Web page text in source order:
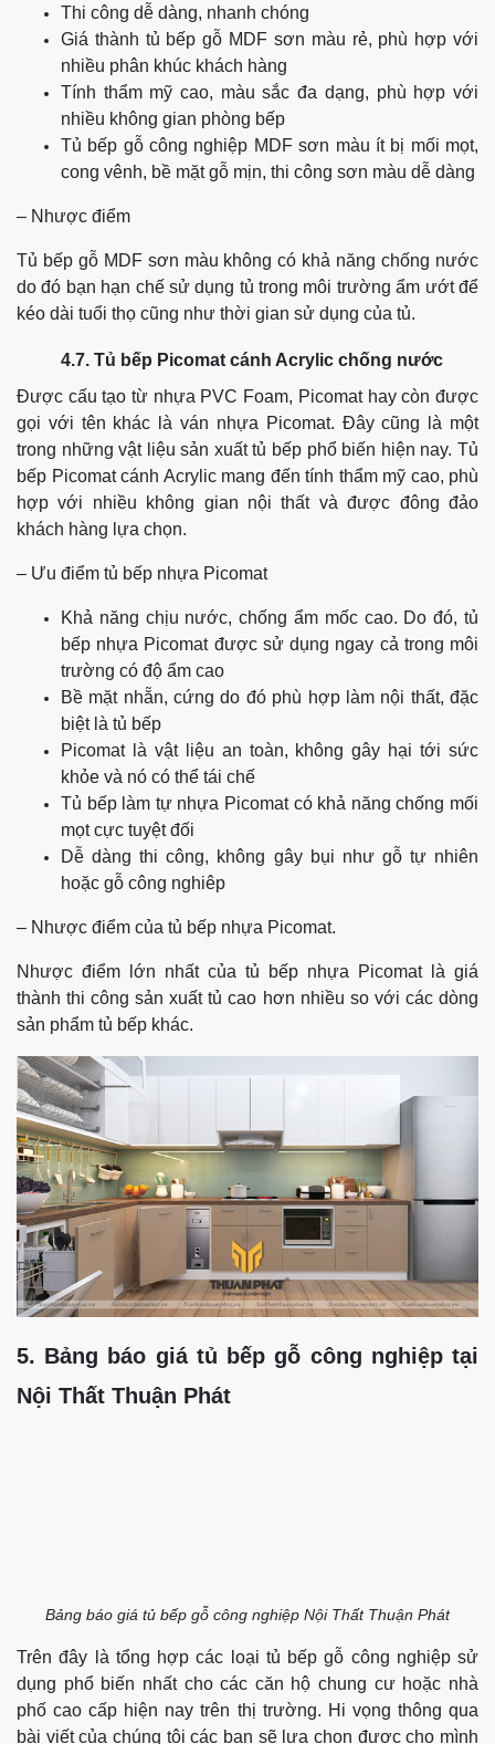
Thi công dễ dàng, nhanh chóng
Giá thành tủ bếp gỗ MDF sơn màu rẻ, phù hợp với
nhiều phân khúc khách hàng
Tính thẩm mỹ cao, màu sắc đa dạng, phù hợp với
nhiều không gian phòng bếp
Tủ bếp gỗ công nghiệp MDF sơn màu ít bị mối mọt,
cong vênh, bề mặt gỗ mịn, thi công sơn màu dễ dàng
– Nhược điểm
Tủ bếp gỗ MDF sơn màu không có khả năng chống nước
do đó bạn hạn chế sử dụng tủ trong môi trường ẩm ướt để
kéo dài tuổi thọ cũng như thời gian sử dụng của tủ.
4.7. Tủ bếp Picomat cánh Acrylic chống nước
Được cấu tạo từ nhựa PVC Foam, Picomat hay còn được
gọi với tên khác là ván nhựa Picomat. Đây cũng là một
trong những vật liệu sản xuất tủ bếp phổ biến hiện nay. Tủ
bếp Picomat cánh Acrylic mang đến tính thẩm mỹ cao, phù
hợp với nhiều không gian nội thất và được đông đảo
khách hàng lựa chọn.
– Ưu điểm tủ bếp nhựa Picomat
Khả năng chịu nước, chống ẩm mốc cao. Do đó, tủ
bếp nhựa Picomat được sử dụng ngay cả trong môi
trường có độ ẩm cao
Bề mặt nhẵn, cứng do đó phù hợp làm nội thất, đặc
biệt là tủ bếp
Picomat là vật liệu an toàn, không gây hại tới sức
khỏe và nó có thể tái chế
Tủ bếp làm tự nhựa Picomat có khả năng chống mối
mọt cực tuyệt đối
Dễ dàng thi công, không gây bụi như gỗ tự nhiên
hoặc gỗ công nghiêp
– Nhược điểm của tủ bếp nhựa Picomat.
Nhược điểm lớn nhất của tủ bếp nhựa Picomat là giá
thành thi công sản xuất tủ cao hơn nhiều so với các dòng
sản phẩm tủ bếp khác.
5. Bảng báo giá tủ bếp gỗ công nghiệp tại
Nội Thất Thuận Phát
Bảng báo giá tủ bếp gỗ công nghiệp Nội Thất Thuận Phát
Trên đây là tổng hợp các loại tủ bếp gỗ công nghiệp sử
dụng phổ biến nhất cho các căn hộ chung cư hoặc nhà
phố cao cấp hiện nay trên thị trường. Hi vọng thông qua
bài viết của chúng tôi các bạn sẽ lựa chọn được cho mình